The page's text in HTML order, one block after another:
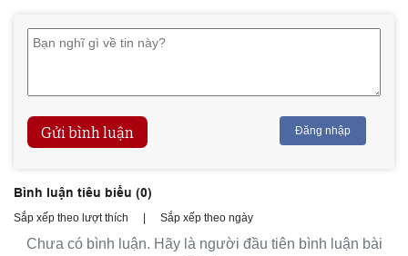
Gửi bình luận Đăng nhập
Bình luận tiêu biểu (0)
Sắp xếp theo lượt thích | Sắp xếp theo ngày
Chưa có bình luận. Hãy là người đầu tiên bình luận bài